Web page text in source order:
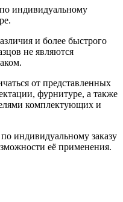
индивидуальному
и более быстрого
не являются
от представленных
фурнитуре, а также
комплектующих и
индивидуальному заказу
её применения.